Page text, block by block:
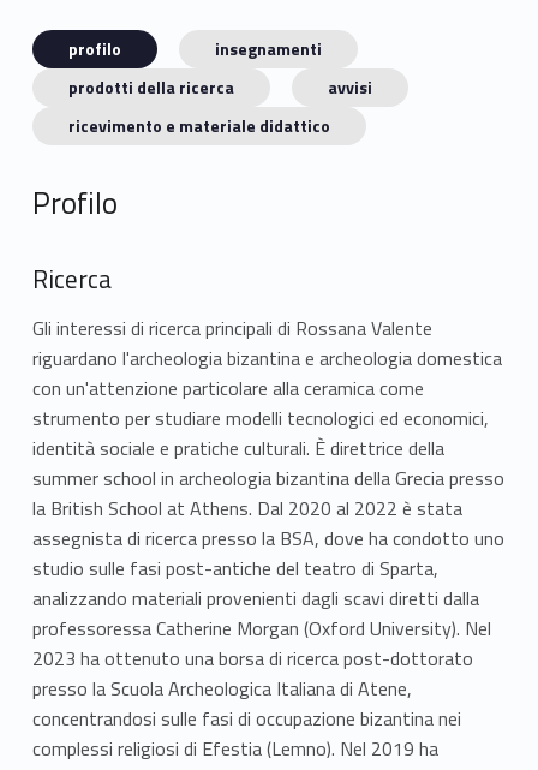
profilo
insegnamenti
prodotti della ricerca
avvisi
ricevimento e materiale didattico
Profilo
Ricerca
Gli interessi di ricerca principali di Rossana Valente
riguardano l'archeologia bizantina e archeologia domestica
con un'attenzione particolare alla ceramica come
strumento per studiare modelli tecnologici ed economici,
identità sociale e pratiche culturali. È direttrice della
summer school in archeologia bizantina della Grecia presso
la British School at Athens. Dal 2020 al 2022 è stata
assegnista di ricerca presso la BSA, dove ha condotto uno
studio sulle fasi post-antiche del teatro di Sparta,
analizzando materiali provenienti dagli scavi diretti dalla
professoressa Catherine Morgan (Oxford University). Nel
2023 ha ottenuto una borsa di ricerca post-dottorato
presso la Scuola Archeologica Italiana di Atene,
concentrandosi sulle fasi di occupazione bizantina nei
complessi religiosi di Efestia (Lemno). Nel 2019 ha